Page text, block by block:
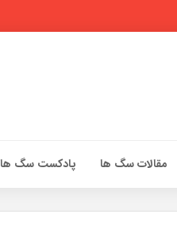
مقالات سگ ها پادکست سگ ها